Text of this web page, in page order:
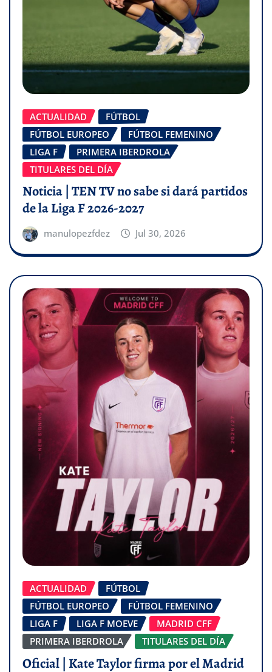
ACTUALIDAD
FÚTBOL
FÚTBOL EUROPEO
FÚTBOL FEMENINO
LIGA F
PRIMERA IBERDROLA
TITULARES DEL DÍA
Noticia | TEN TV no sabe si dará partidos
de la Liga F 2026-2027
manulopezfdez Jul 30, 2026
ACTUALIDAD
FÚTBOL
FÚTBOL EUROPEO
FÚTBOL FEMENINO
LIGA F
LIGA F MOEVE
MADRID CFF
PRIMERA IBERDROLA
TITULARES DEL DÍA
Oficial | Kate Taylor firma por el Madrid